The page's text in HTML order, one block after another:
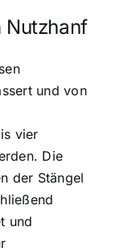
Nutzhanf
und von
vier
Die
der Stängel
und